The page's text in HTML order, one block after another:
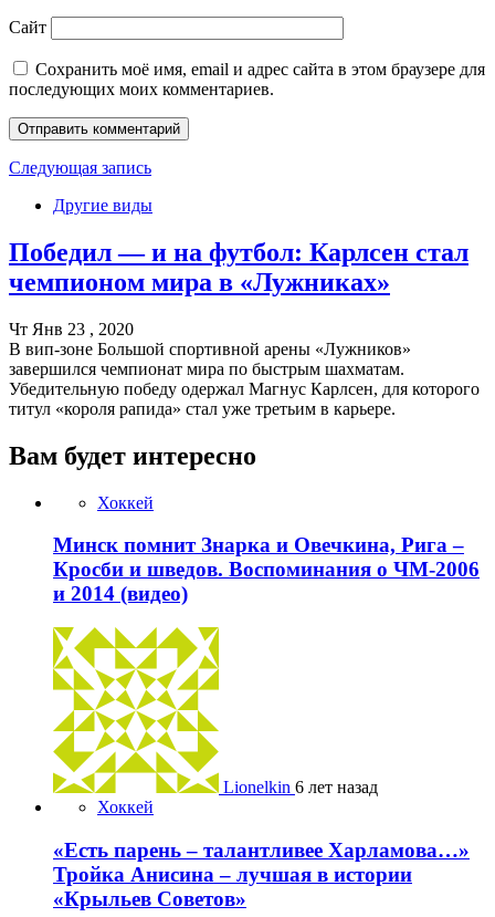
Сайт
Сохранить моё имя, email и адрес сайта в этом браузере для
последующих моих комментариев.
Следующая запись
Другие виды
Победил — и на футбол: Карлсен стал
чемпионом мира в «Лужниках»
Чт Янв 23 , 2020
В вип-зоне Большой спортивной арены «Лужников»
завершился чемпионат мира по быстрым шахматам.
Убедительную победу одержал Магнус Карлсен, для которого
титул «короля рапида» стал уже третьим в карьере.
Вам будет интересно
Хоккей
Минск помнит Знарка и Овечкина, Рига –
Кросби и шведов. Воспоминания о ЧМ-2006
и 2014 (видео)
Lionelkin 6 лет назад
Хоккей
«Есть парень – талантливее Харламова…»
Тройка Анисина – лучшая в истории
«Крыльев Советов»